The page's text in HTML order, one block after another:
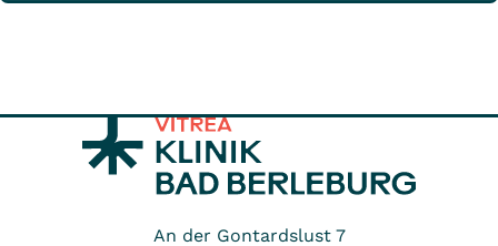
An der Gontardslust 7